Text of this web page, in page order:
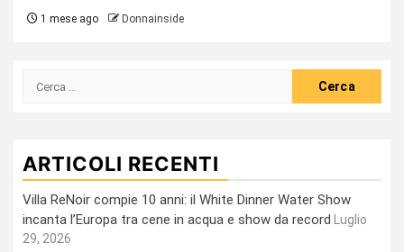
1 mese ago Donnainside
Ricerca
ARTICOLI RECENTI
Villa ReNoir compie 10 anni: il White Dinner Water Show
incanta l’Europa tra cene in acqua e show da record Luglio
29, 2026